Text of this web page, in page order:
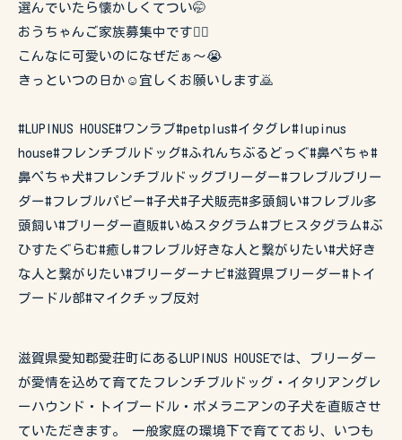
選んでいたら懐かしくてつい🤭
おうちゃんご家族募集中です🙇‍♂️
こんなに可愛いのになぜだぁ〜😭
きっといつの日か☺️宜しくお願いします🙇
#LUPINUS HOUSE#ワンラブ#petplus#イタグレ#lupinus
house#フレンチブルドッグ#ふれんちぶるどっぐ#鼻ぺちゃ#
鼻ぺちゃ犬#フレンチブルドッグブリーダー#フレブルブリー
ダー#フレブルパピー#子犬#子犬販売#多頭飼い#フレブル多
頭飼い#ブリーダー直販#いぬスタグラム#ブヒスタグラム#ぶ
ひすたぐらむ#癒し#フレブル好きな人と繋がりたい#犬好き
な人と繋がりたい#ブリーダーナビ#滋賀県ブリーダー#トイ
プードル部#マイクチップ反対
滋賀県愛知郡愛荘町にあるLUPINUS HOUSEでは、ブリーダー
が愛情を込めて育てたフレンチブルドッグ・イタリアングレ
ーハウンド・トイプードル・ポメラニアンの子犬を直販させ
ていただきます。 一般家庭の環境下で育てており、いつも